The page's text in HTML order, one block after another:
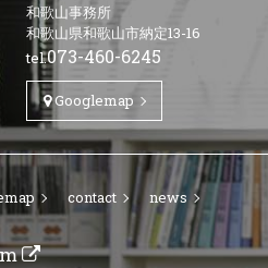
和歌山事務所
和歌山県和歌山市納定13-16
tel.073-460-6245
Googlemap
contact news